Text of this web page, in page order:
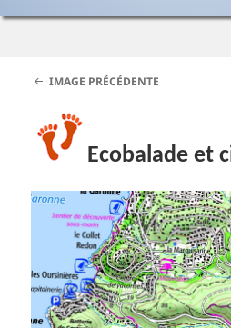
IMAGE PRÉCÉDENTE
Ecobalade et